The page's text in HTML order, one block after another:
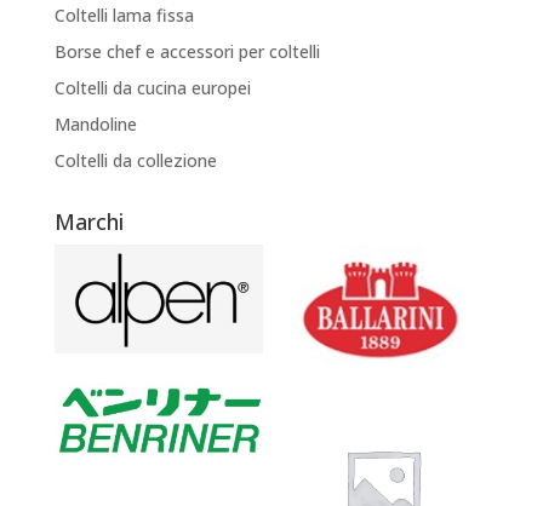
Coltelli lama fissa
Borse chef e accessori per coltelli
Coltelli da cucina europei
Mandoline
Coltelli da collezione
Marchi